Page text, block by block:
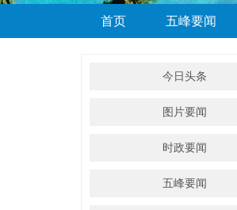
首页 五峰要闻
今日头条
图片要闻
时政要闻
五峰要闻